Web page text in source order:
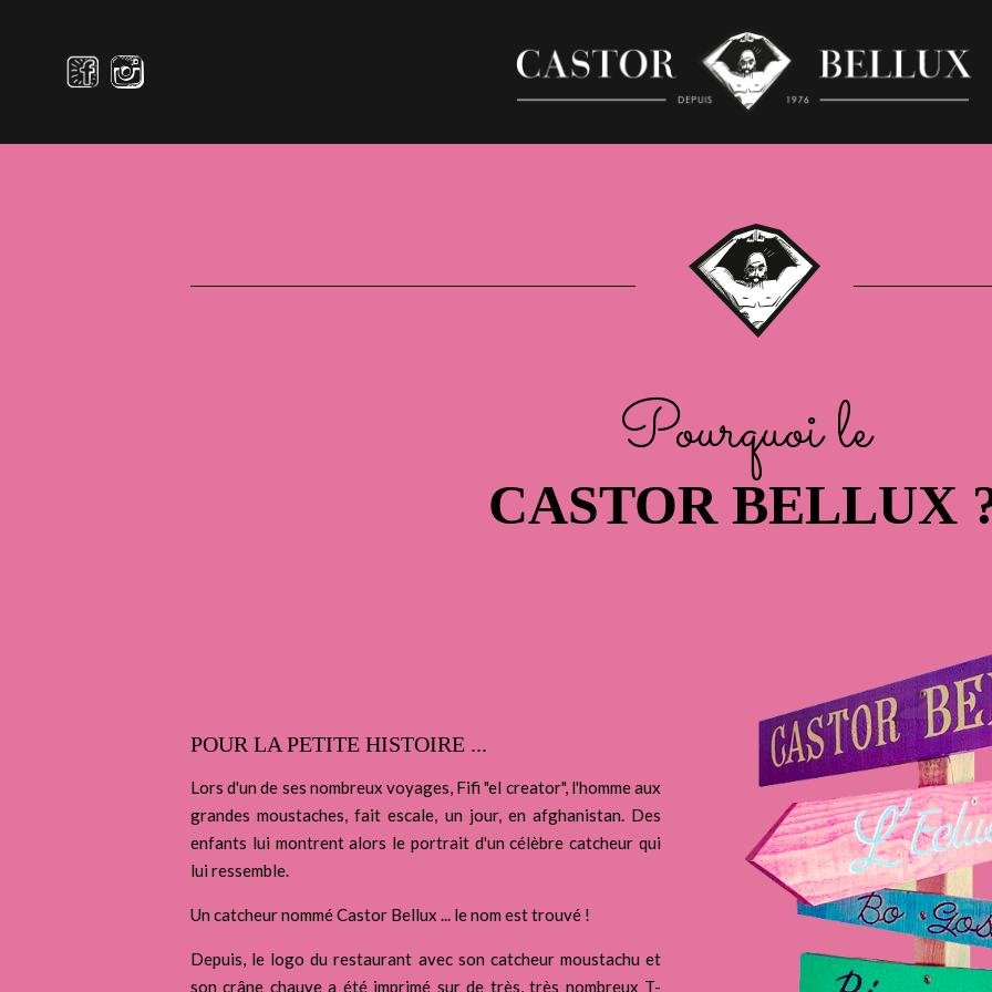
POURQUOI LE CASTOR
Pourquoi le
CASTOR BELLUX
POUR LA PETITE HISTOIRE ...
Lors d'un de ses nombreux voyages, Fifi "el creator", l'homme aux
grandes moustaches, fait escale, un jour, en afghanistan. Des
enfants lui montrent alors le portrait d'un célèbre catcheur qui
lui ressemble.
Un catcheur nommé Castor Bellux ... le nom est trouvé !
Depuis, le logo du restaurant avec son catcheur moustachu et
son crâne chauve a été imprimé sur de très, très nombreux T-